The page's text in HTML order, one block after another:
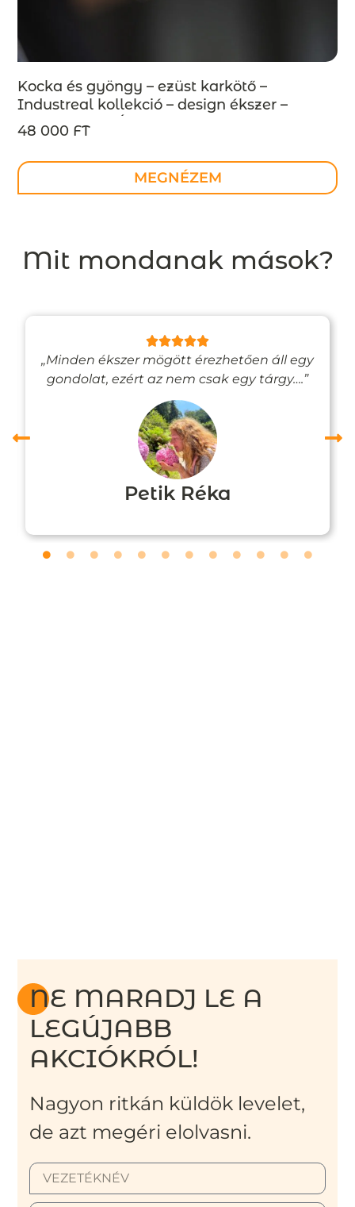
Kocka és gyöngy – ezüst karkötő –
Industreal kollekció – design ékszer –
MEGRENDELÉSRE
48 000 FT
MEGNÉZEM
Mit mondanak mások?
„Minden ékszer mögött érezhetően áll egy
gondolat, ezért az nem csak egy tárgy….”
Petik Réka
NE MARADJ LE A
LEGÚJABB
AKCIÓKRÓL!
Nagyon ritkán küldök levelet,
de azt megéri elolvasni.